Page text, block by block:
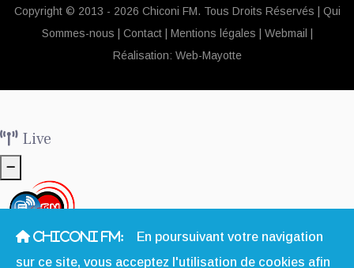
Copyright © 2013 - 2026 Chiconi FM. Tous Droits Réservés | Qui
Sommes-nous
Contact| Mentions légales Webmail
Réalisation: Web-Mayotte
Live
CHICONI FM:
En poursuivant votre navigation
sur ce site, vous acceptez l'utilisation de cookies afin